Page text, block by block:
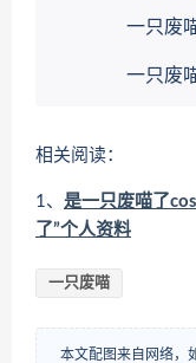
一只废喵
一只废喵
相关阅读：
1、 是一只废喵了
了”个人资料
一只废喵
本文配图来自网络，